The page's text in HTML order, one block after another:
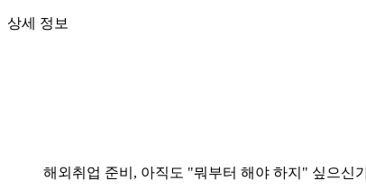
상세 정보
해외취업 준비, 아직도 "뭐부터 해야 하지" 싶으신